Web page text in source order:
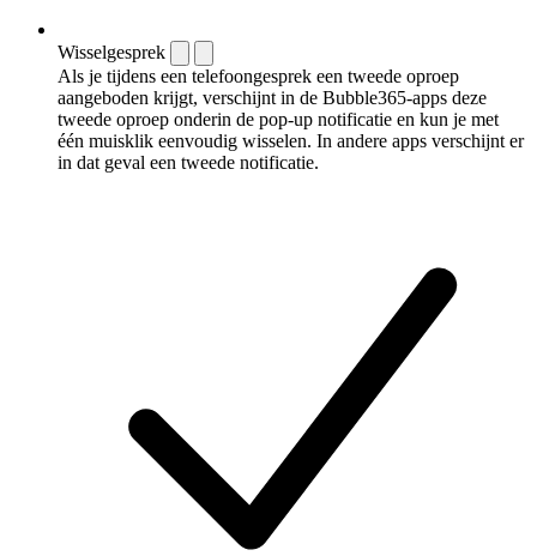
Wisselgesprek
Als je tijdens een telefoongesprek een tweede oproep
aangeboden krijgt, verschijnt in de Bubble365-apps deze
tweede oproep onderin de pop-up notificatie en kun je met
één muisklik eenvoudig wisselen. In andere apps verschijnt er
in dat geval een tweede notificatie.